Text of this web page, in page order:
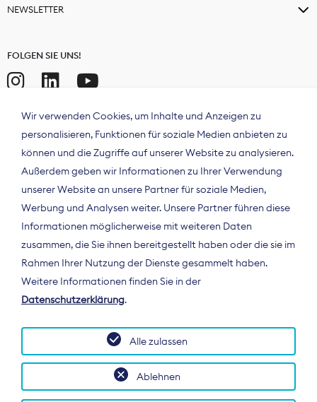
NEWSLETTER
FOLGEN SIE UNS!
Der Bundesverband Digitalpublisher und
Zeitungsverleger (BDZV) vertritt als
Spitzenorganisation die Interessen der
Deutschland und auf EU-Ebene.
Wir verwenden Cookies, um Inhalte und Anzeigen zu
personalisieren, Funktionen für soziale Medien anbieten zu
können und die Zugriffe auf unserer Website zu analysieren.
Außerdem geben wir Informationen zu Ihrer Verwendung
unserer Website an unsere Partner für soziale Medien,
Werbung und Analysen weiter. Unsere Partner führen diese
Informationen möglicherweise mit weiteren Daten
zusammen, die Sie ihnen bereitgestellt haben oder die sie im
Rahmen Ihrer Nutzung der Dienste gesammelt haben.
Weitere Informationen finden Sie in der
Datenschutzerklärung.
Ablehnen
Alle zulassen